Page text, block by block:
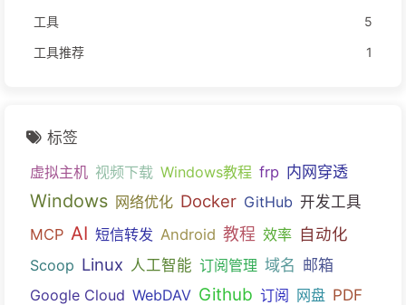
工具
5
工具推荐
1
标签
虚拟主机 视频下载 Windows教程 frp 内网穿透
Windows 网络优化 Docker GitHub 开发工具
MCP AI 短信转发 Android 教程 效率 自动化
Scoop Linux 人工智能 订阅管理 域名 邮箱
Google Cloud WebDAV Github 订阅 网盘 PDF